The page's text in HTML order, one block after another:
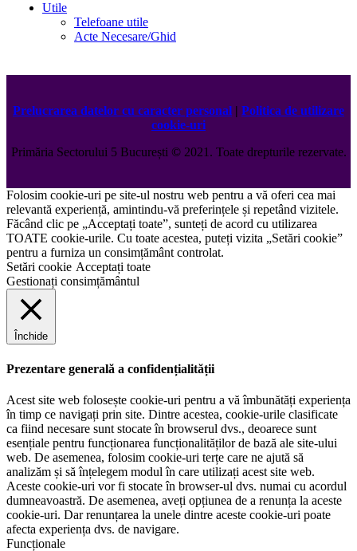
Utile
Telefoane utile
Acte Necesare/Ghid
Prelucrarea datelor cu caracter personal | Politica de utilizare
cookie-uri
Primăria Sectorului 5 București ©️2021. Toate drepturile rezervate.
Folosim cookie-uri pe site-ul nostru web pentru a vă oferi cea mai
relevantă experiență, amintindu-vă preferințele și repetând vizitele.
Făcând clic pe „Acceptați toate”, sunteți de acord cu utilizarea
TOATE cookie-urile. Cu toate acestea, puteți vizita „Setări cookie”
pentru a furniza un consimțământ controlat.
Setări cookie Acceptați toate
Gestionați consimțământul
Închide
Prezentare generală a confidențialității
Acest site web folosește cookie-uri pentru a vă îmbunătăți experiența
în timp ce navigați prin site. Dintre acestea, cookie-urile clasificate
ca fiind necesare sunt stocate în browserul dvs., deoarece sunt
esențiale pentru funcționarea funcționalităților de bază ale site-ului
web. De asemenea, folosim cookie-uri terțe care ne ajută să
analizăm și să înțelegem modul în care utilizați acest site web.
Aceste cookie-uri vor fi stocate în browser-ul dvs. numai cu acordul
dumneavoastră. De asemenea, aveți opțiunea de a renunța la aceste
cookie-uri. Dar renunțarea la unele dintre aceste cookie-uri poate
afecta experiența dvs. de navigare.
Funcționale